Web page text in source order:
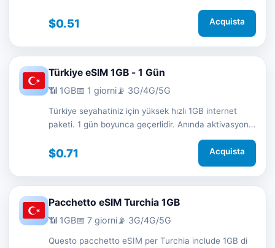
$0.51 Acquista
Türkiye eSIM 1GB - 1 Gün
📶 1GB📅 1 giorni📡 3G/4G/5G
Türkiye seyahatiniz için yüksek hızlı 1GB internet
paketi. 1 gün boyunca geçerlidir. Anında aktivasyon
$0.71 Acquista
Pacchetto eSIM Turchia 1GB
📶 1GB📅 7 giorni📡 3G/4G/5G
Questo pacchetto eSIM per Turchia include 1GB di